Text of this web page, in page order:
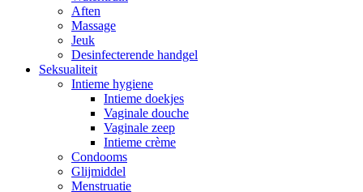
Aften
Massage
Jeuk
Desinfecterende handgel
Seksualiteit
Intieme hygiene
Intieme doekjes
Vaginale douche
Vaginale zeep
Intieme crème
Condooms
Glijmiddel
Menstruatie